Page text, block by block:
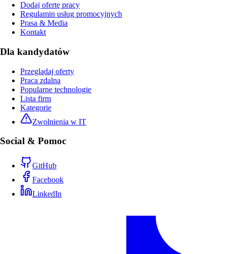
Dodaj ofertę pracy
Regulamin usług promocyjnych
Prasa & Media
Kontakt
Dla kandydatów
Przeglądaj oferty
Praca zdalna
Popularne technologie
Lista firm
Kategorie
Zwolnienia w IT
Social & Pomoc
GitHub
Facebook
LinkedIn